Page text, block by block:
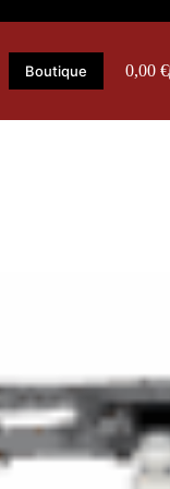
Boutique
Panier
0,00 €